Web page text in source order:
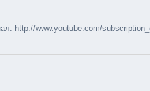
http://www.youtube.com/